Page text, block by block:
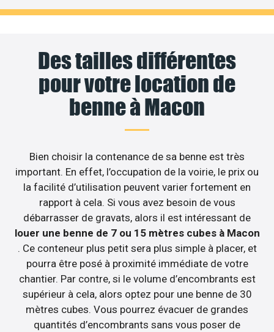
Des tailles différentes
pour votre location de
benne à Macon
Bien choisir la contenance de sa benne est très
important. En effet, l’occupation de la voirie, le prix ou
la facilité d’utilisation peuvent varier fortement en
rapport à cela. Si vous avez besoin de vous
débarrasser de gravats, alors il est intéressant de
louer une benne de 7 ou 15 mètres cubes à Macon
. Ce conteneur plus petit sera plus simple à placer, et
pourra être posé à proximité immédiate de votre
chantier. Par contre, si le volume d’encombrants est
supérieur à cela, alors optez pour une benne de 30
mètres cubes. Vous pourrez évacuer de grandes
quantités d’encombrants sans vous poser de